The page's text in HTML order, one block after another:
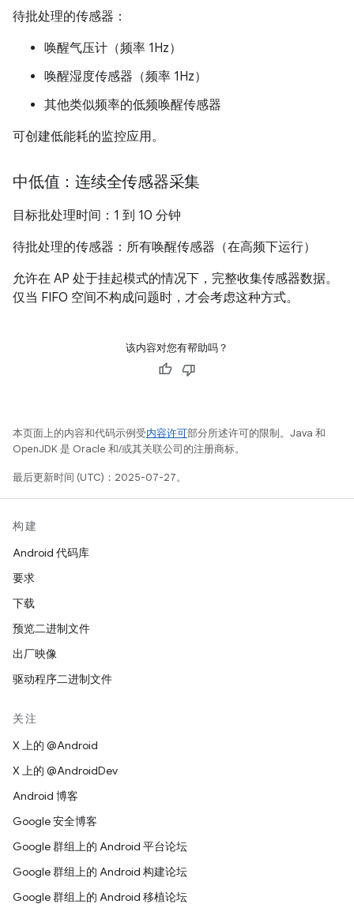
待批处理的传感器：
唤醒气压计（频率 1Hz）
唤醒湿度传感器（频率 1Hz）
其他类似频率的低频唤醒传感器
可创建低能耗的监控应用。
中低值：连续全传感器采集
目标批处理时间：1 到 10 分钟
待批处理的传感器：所有唤醒传感器（在高频下运行）
允许在 AP 处于挂起模式的情况下，完整收集传感器数据。
仅当 FIFO 空间不构成问题时，才会考虑这种方式。
该内容对您有帮助吗？
本页面上的内容和代码示例受内容许可部分所述许可的限制。Java 和
OpenJDK 是 Oracle 和/或其关联公司的注册商标。
最后更新时间 (UTC)：2025-07-27。
构建
Android 代码库
要求
下载
预览二进制文件
出厂映像
驱动程序二进制文件
关注
X 上的 @Android
X 上的 @AndroidDev
Android 博客
Google 安全博客
Google 群组上的 Android 平台论坛
Google 群组上的 Android 构建论坛
Google 群组上的 Android 移植论坛